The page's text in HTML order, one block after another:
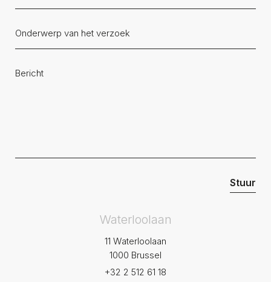
Waterloolaan
11 Waterloolaan
1000 Brussel
+32 2 512 61 18